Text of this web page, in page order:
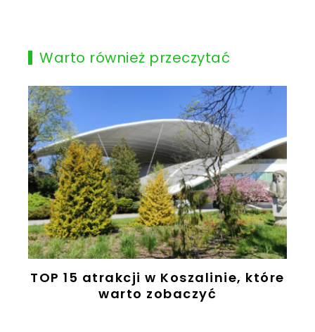
Warto również przeczytać
TOP 15 atrakcji w Koszalinie, które
warto zobaczyć